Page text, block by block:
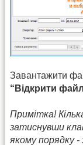
Завантажити
“Відкрити
Примітка!
затиснувши
якому порядку